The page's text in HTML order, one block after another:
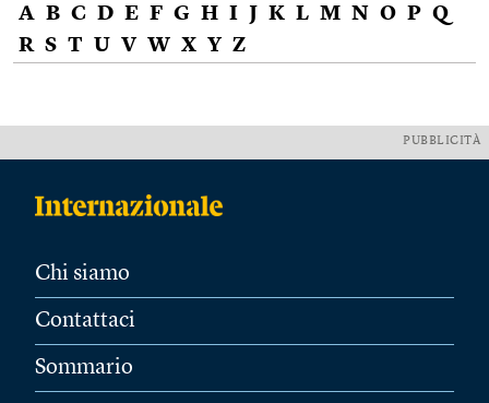
A B C D E F G H I J K L M N O P Q
R S T U V W X Y Z
PUBBLICITÀ
Chi siamo
Contattaci
Sommario